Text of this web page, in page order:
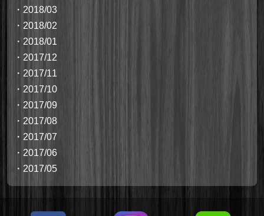
・2018/03
・2018/02
・2018/01
・2017/12
・2017/11
・2017/10
・2017/09
・2017/08
・2017/07
・2017/06
・2017/05